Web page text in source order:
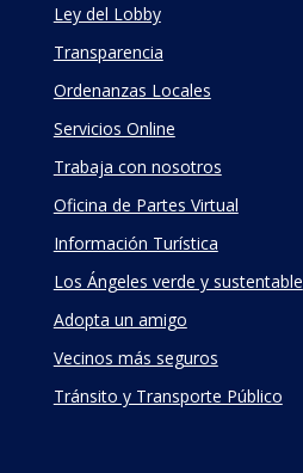
Ley del Lobby
Transparencia
Ordenanzas Locales
Servicios Online
Trabaja con nosotros
Oficina de Partes Virtual
Información Turística
Los Ángeles verde y sustentable
Adopta un amigo
Vecinos más seguros
Tránsito y Transporte Público